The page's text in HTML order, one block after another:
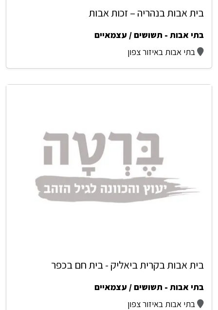
בית אבות בנהריה – זכות אבות
בתי אבות - תשושים / עצמאיים
בתי אבות באיזור צפון
בית אבות בקרית ביאליק - בית חם בכפר
בתי אבות - תשושים / עצמאיים
בתי אבות באיזור צפון